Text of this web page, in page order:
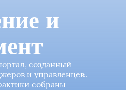
и
созданный
и управленцев.
собраны